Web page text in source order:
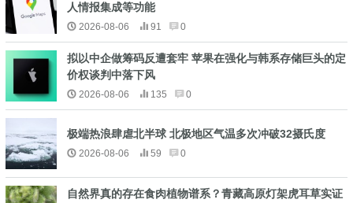
人情报集成等功能
2026-08-06 91 0
拟以中企做筹码反遭套牢 苹果在强化与韩系存储巨头的定
价权谈判中落下风
2026-08-06 135 0
极端热浪肆虐北半球 北极地区气温多次冲破32摄氏度
2026-08-06 59 0
自然界真的存在食肉植物谱系？青藏高原灯架虎耳草实证